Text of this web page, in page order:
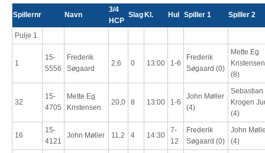
Spillernr Navn
3/4
HCP
Slag Kl. Hul Spiller 1 Spiller 2
Pulje 1
1
15-
5556
Frederik
Søgaard
2,6 0 13:00 1-6
Frederik
Søgaard (0)
Mette Eg
Kristensen
(8)
32
15-
4705
Mette Eg
Kristensen
20,0 8 13:00 1-6
John Møller
(4)
Sebastian
Krogen
(4)
16
15-
4121
John Møller 11,2 4 14:30
7-
12
Frederik
Søgaard (0)
John
(4)